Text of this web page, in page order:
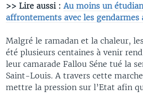
>> Lire aussi : Au moins un
affrontements avec les gendarmes
Malgré le ramadan et la chaleur,
été plusieurs centaines à venir
leur camarade Fallou Séne tué la
Saint-Louis. A travers cette
mettre la pression sur l’Etat afin